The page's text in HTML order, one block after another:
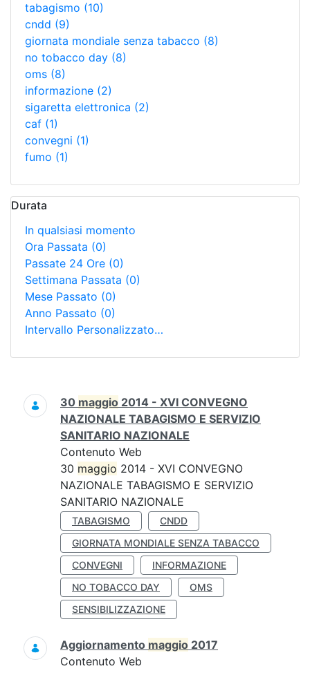
tabagismo (10)
cndd (9)
giornata mondiale senza tabacco (8)
no tobacco day (8)
oms (8)
informazione (2)
sigaretta elettronica (2)
caf (1)
convegni (1)
fumo (1)
Durata
In qualsiasi momento
Ora Passata (0)
Passate 24 Ore (0)
Settimana Passata (0)
Mese Passato (0)
Anno Passato (0)
Intervallo Personalizzato…
Ricerca
30 maggio 2014 - XVI CONVEGNO
NAZIONALE TABAGISMO E SERVIZIO
SANITARIO NAZIONALE
Contenuto Web
30 maggio 2014 - XVI CONVEGNO
NAZIONALE TABAGISMO E SERVIZIO
SANITARIO NAZIONALE
TABAGISMO
CNDD
GIORNATA MONDIALE SENZA TABACCO
CONVEGNI
INFORMAZIONE
NO TOBACCO DAY
OMS
SENSIBILIZZAZIONE
Aggiornamento maggio 2017
Contenuto Web